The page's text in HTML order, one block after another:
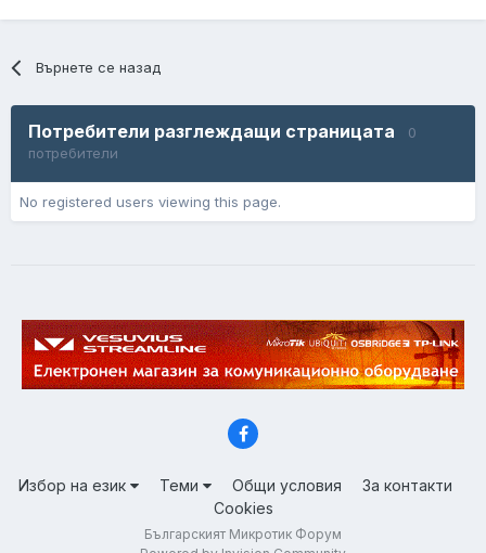
Върнете се назад
Потребители разглеждащи страницата
0
потребители
No registered users viewing this page.
Избор на език Теми Общи условия
За контакти
Cookies
Българският Микротик Форум